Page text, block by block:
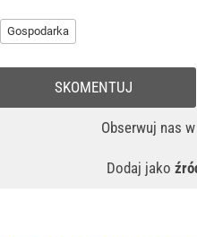
Gospodarka
Obserwuj nas w
Dodaj jako
SKOMENTUJ